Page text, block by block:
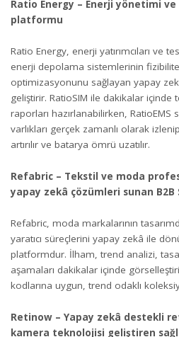
Ratio Energy – Enerji yönetimi
platformu
Ratio Energy, enerji yatırımcıları ve
enerji depolama sistemlerinin
optimizasyonunu sağlayan yapay
geliştirir. RatioSIM ile dakikalar
raporları hazırlanabilirken,
varlıkları gerçek zamanlı olarak
artırılır ve batarya ömrü uzatılır.
Refabric – Tekstil ve moda
yapay zekâ çözümleri sunan
Refabric, moda markalarının
yaratıcı süreçlerini yapay zekâ ile
platformdur. İlham, trend analizi,
aşamaları dakikalar içinde
kodlarına uygun, trend odaklı
Retinow – Yapay zekâ destekli
kamera teknolojisi geliştiren